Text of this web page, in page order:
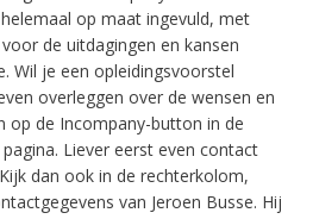
op maat ingevuld, met
de uitdagingen en kansen
Wil je een opleidingsvoorstel
overleggen over de wensen en
op de Incompany-button in de
Liever eerst even contact
dan ook in de rechterkolom,
van Jeroen Busse. Hij